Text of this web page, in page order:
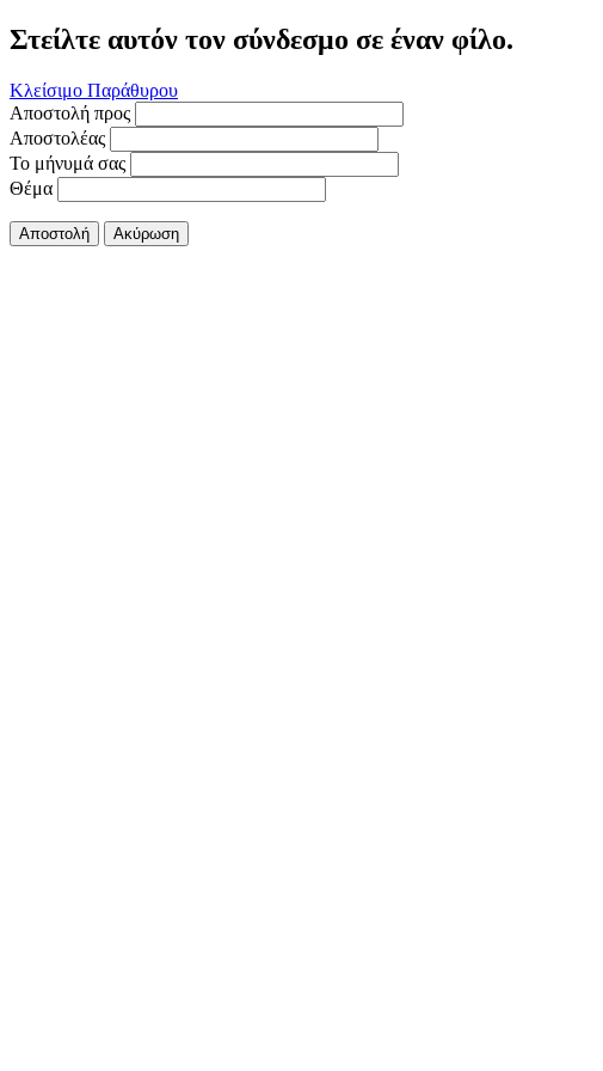
Στείλτε αυτόν τον σύνδεσμο σε έναν φίλο.
Κλείσιμο Παράθυρου
Αποστολή προς
Αποστολέας
Το μήνυμά σας
Θέμα
Αποστολή Ακύρωση